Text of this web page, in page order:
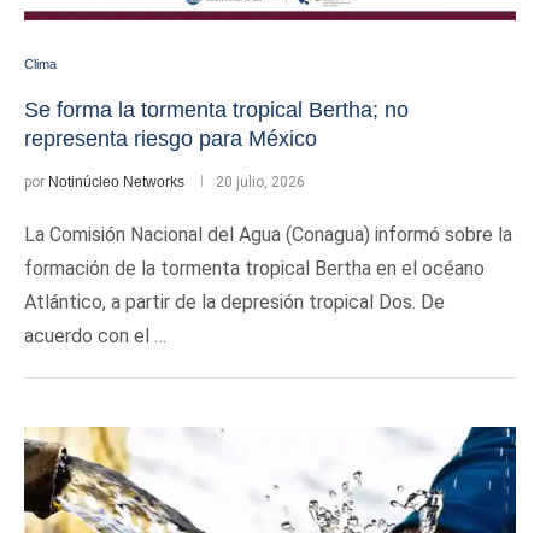
Clima
Se forma la tormenta tropical Bertha; no
representa riesgo para México
por Notinúcleo Networks 20 julio, 2026
La Comisión Nacional del Agua (Conagua) informó sobre la
formación de la tormenta tropical Bertha en el océano
Atlántico, a partir de la depresión tropical Dos. De
acuerdo con el …